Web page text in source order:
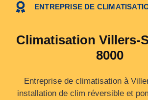
ENTREPRISE DE
Climatisation Villers-
8000
Entreprise de climatisation à
installation de clim réversible et